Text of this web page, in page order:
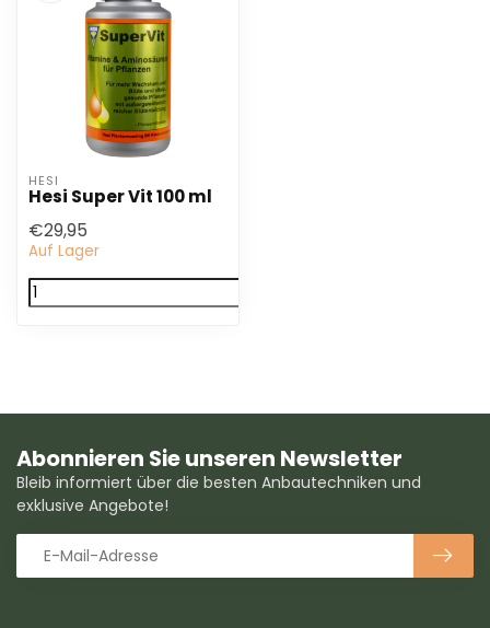
HESI
Hesi Super Vit 100 ml
€29,95
Auf Lager
Abonnieren Sie unseren Newsletter
Bleib informiert über die besten Anbautechniken und
exklusive Angebote!